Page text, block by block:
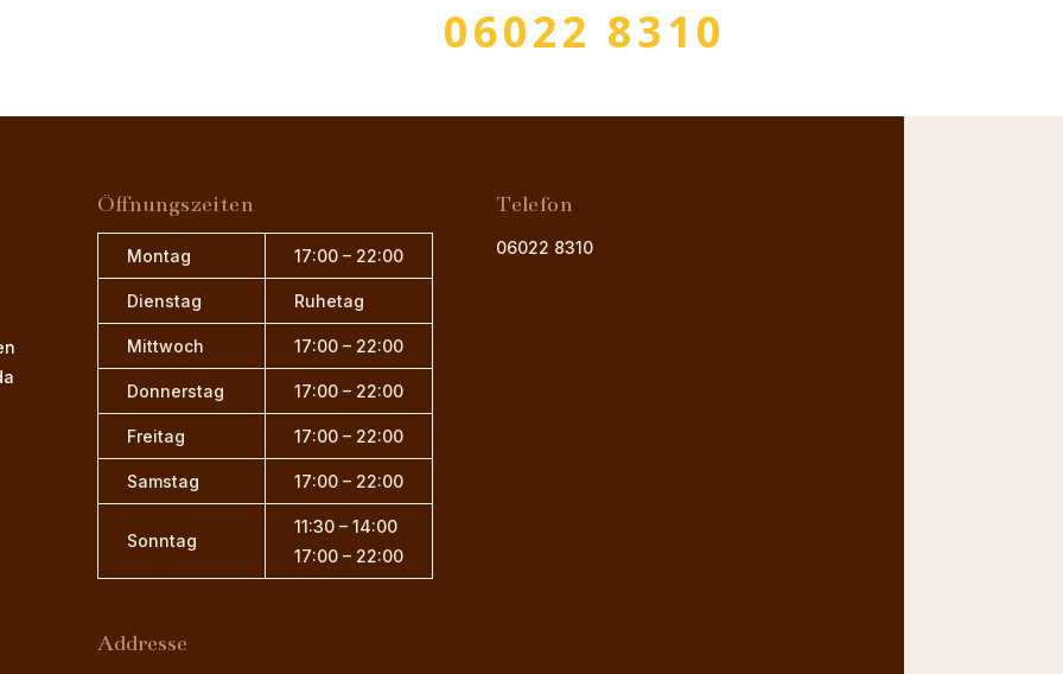
06022 8310
Öffnungszeiten
Montag 17:00 – 22:00
Dienstag Ruhetag
Mittwoch 17:00 – 22:00
Donnerstag 17:00 – 22:00
Freitag 17:00 – 22:00
Samstag 17:00 – 22:00
Sonntag
11:30 – 14:00
17:00 – 22:00
Addresse
Telefon
06022 8310